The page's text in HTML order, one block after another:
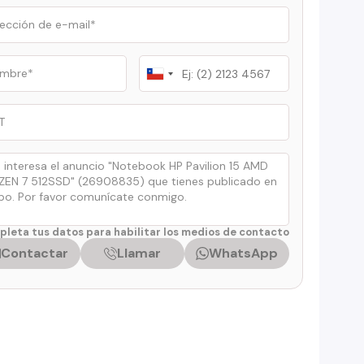
Chile
+56
tus datos para habilitar los medios de contacto
Contactar Llamar WhatsApp